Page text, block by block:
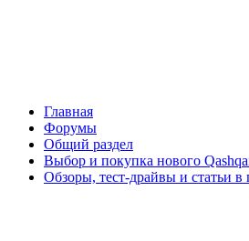
Главная
Форумы
Общий раздел
Выбор и покупка нового
Обзоры, тест-драйвы и статьи в